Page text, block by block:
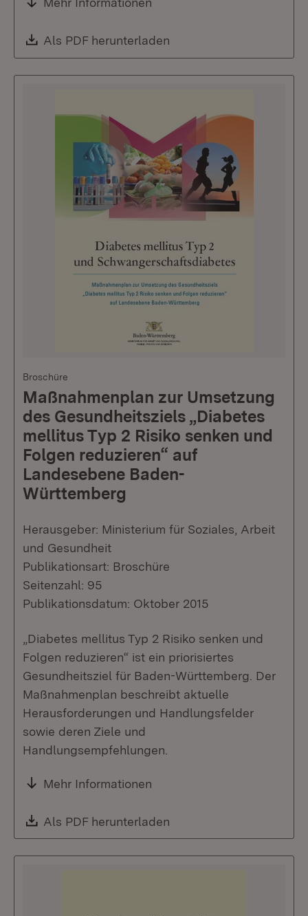
Download:
Als PDF herunterladen
Broschüre
Maßnahmenplan zur Umsetzung
des Gesundheitsziels „Diabetes
mellitus Typ 2 Risiko senken und
Folgen reduzieren“ auf
Landesebene Baden-
Württemberg
Herausgeber: Ministerium für Soziales, Arbeit
und Gesundheit
Publikationsart: Broschüre
Seitenzahl: 95
Publikationsdatum: Oktober 2015
„Diabetes mellitus Typ 2 Risiko senken und
Folgen reduzieren“ ist ein priorisiertes
Gesundheitsziel für Baden-Württemberg. Der
Maßnahmenplan beschreibt aktuelle
Herausforderungen und Handlungsfelder
sowie deren Ziele und
Handlungsempfehlungen.
Mehr Informationen
Download:
Als PDF herunterladen